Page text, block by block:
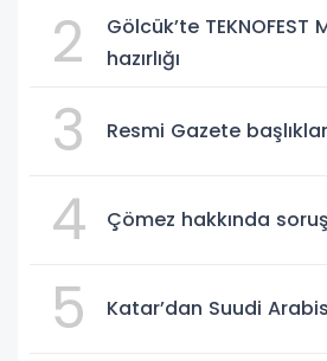
2
Gölcük’te
hazırlığı
3 Resmi Gazete
4 Çömez hakkında
5 Katar’dan Suudi